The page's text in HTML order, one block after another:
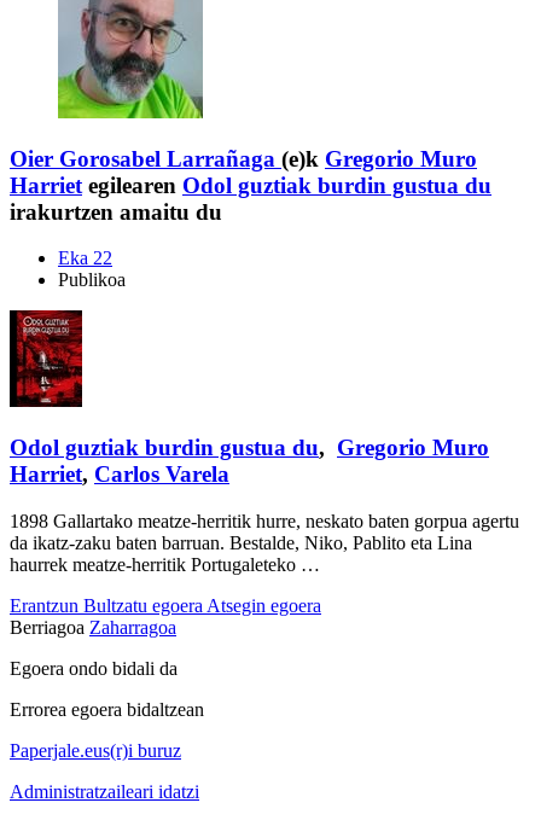
Oier Gorosabel Larrañaga (e)k Gregorio Muro
Harriet egilearen Odol guztiak burdin gustua du
irakurtzen amaitu du
Eka 22
Publikoa
Odol guztiak burdin gustua du, Gregorio Muro
Harriet, Carlos Varela
1898 Gallartako meatze-herritik hurre, neskato baten gorpua agertu
da ikatz-zaku baten barruan. Bestalde, Niko, Pablito eta Lina
haurrek meatze-herritik Portugaleteko …
Erantzun Bultzatu egoera Atsegin egoera
Berriagoa Zaharragoa
Egoera ondo bidali da
Errorea egoera bidaltzean
Paperjale.eus(r)i buruz
Administratzaileari idatzi